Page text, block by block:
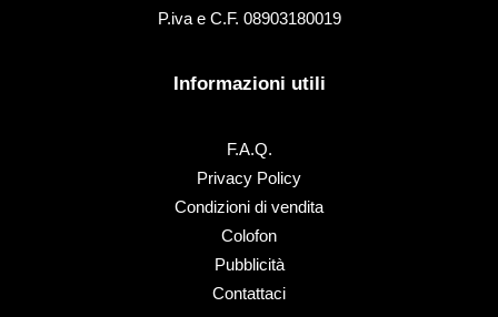
P.iva e C.F. 08903180019
Informazioni utili
F.A.Q.
Privacy Policy
Condizioni di vendita
Colofon
Pubblicità
Contattaci